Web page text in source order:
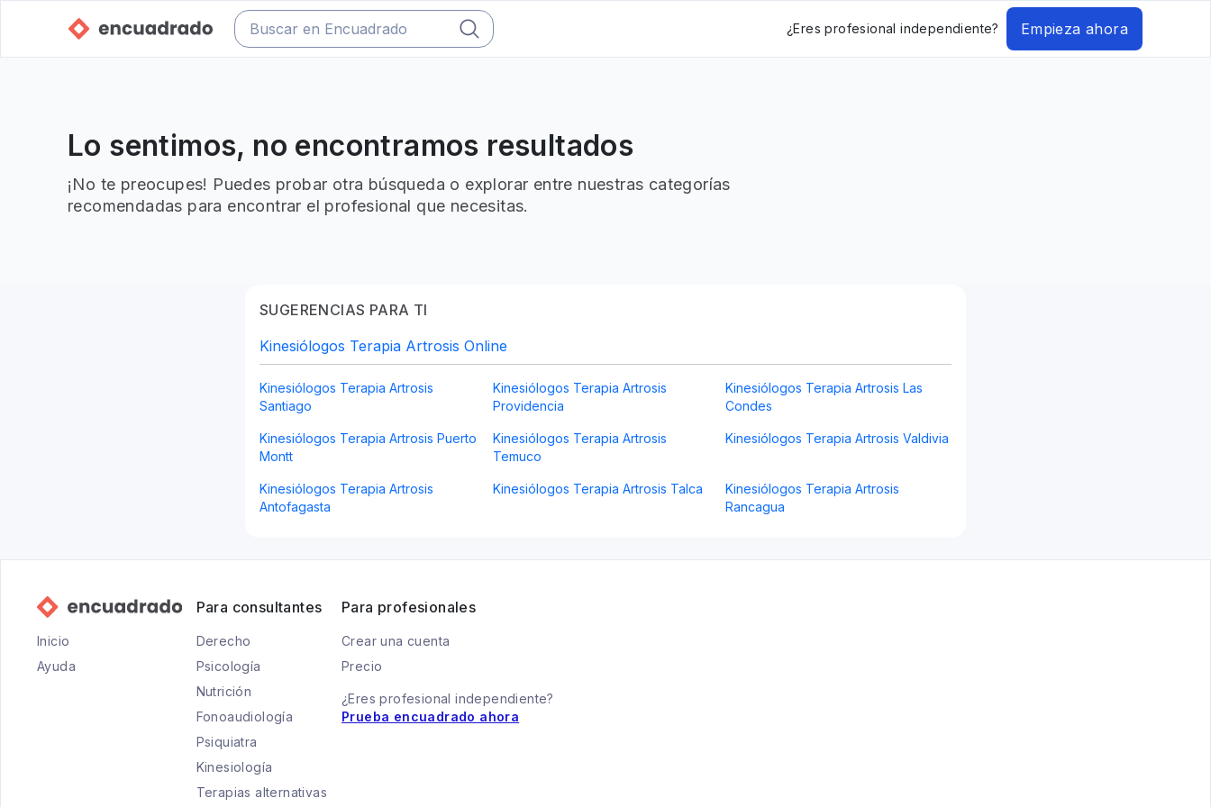
¿Eres profesional independiente? Empieza ahora
Lo sentimos, no encontramos resultados
¡No te preocupes! Puedes probar otra búsqueda o explorar entre nuestras categorías
recomendadas para encontrar el profesional que necesitas.
SUGERENCIAS PARA TI
Kinesiólogos Terapia Artrosis Online
Kinesiólogos Terapia Artrosis
Santiago
Kinesiólogos Terapia Artrosis
Providencia
Kinesiólogos Terapia Artrosis Las
Condes
Kinesiólogos Terapia Artrosis Puerto
Montt
Kinesiólogos Terapia Artrosis
Temuco
Kinesiólogos Terapia Artrosis Valdivia
Kinesiólogos Terapia Artrosis
Antofagasta
Kinesiólogos Terapia Artrosis Talca
Kinesiólogos Terapia Artrosis
Rancagua
Inicio
Ayuda
Para consultantes
Derecho
Psicología
Nutrición
Fonoaudiología
Psiquiatra
Kinesiología
Terapias alternativas
Para profesionales
Crear una cuenta
Precio
¿Eres profesional independiente?
Prueba encuadrado ahora